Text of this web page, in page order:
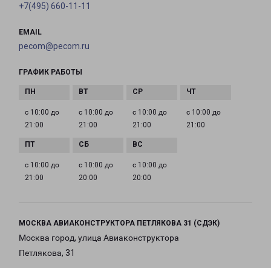
+7(495) 660-11-11
EMAIL
pecom@pecom.ru
ГРАФИК РАБОТЫ
с 10:00 до
21:00
с 10:00 до
21:00
с 10:00 до
21:00
с 10:00 до
21:00
с 10:00 до
21:00
с 10:00 до
20:00
с 10:00 до
20:00
МОСКВА АВИАКОНСТРУКТОРА ПЕТЛЯКОВА 31 (СДЭК)
Москва город, улица Авиаконструктора
Петлякова, 31